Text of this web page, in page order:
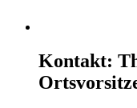
Kontakt: